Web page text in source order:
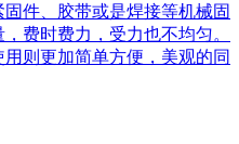
件、胶带或是焊接等机械固
费时费力，受力也不均匀。
则更加简单方便，美观的同